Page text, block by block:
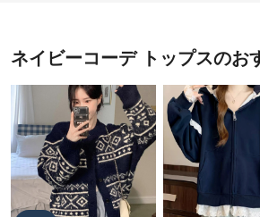
ネイビーコーデ トップスのお